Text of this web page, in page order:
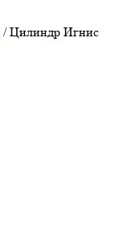
/Цилиндр Игнис